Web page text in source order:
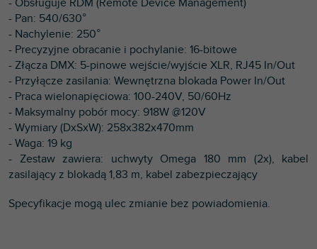
- Pan: 540/630°
- Nachylenie: 250°
- Precyzyjne obracanie i pochylanie: 16-bitowe
- Złącza DMX: 5-pinowe wejście/wyjście XLR, RJ45 In/Out
- Przyłącze zasilania: Wewnętrzna blokada Power In/Out
- Praca wielonapięciowa: 100-240V, 50/60Hz
- Maksymalny pobór mocy: 918W @120V
- Wymiary (DxSxW): 258x382x470mm
- Waga: 19 kg
- Zestaw zawiera: uchwyty Omega 180 mm (2x), kabel
zasilający z blokadą 1,83 m, kabel zabezpieczający
Specyfikacje mogą ulec zmianie bez powiadomienia.